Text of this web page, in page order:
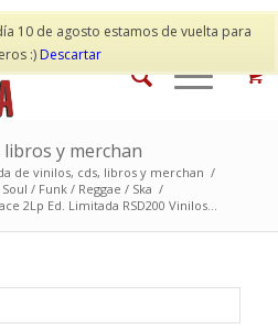
10 de agosto estamos de vuelta para
:)Descartar
Contacto
libros y merchan
de vinilos, cds, libros y merchan /
/ Funk / Reggae / Ska /
2Lp Ed. Limitada RSD200 Vinilos...